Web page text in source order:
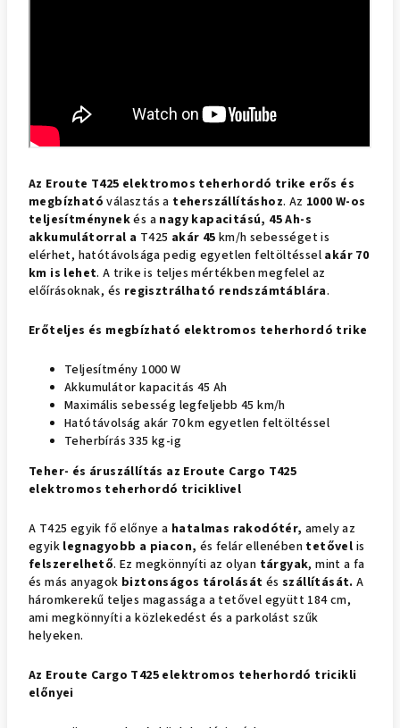
Az Eroute T425 elektromos teherhordó trike erős és
megbízhatóválasztás a teherszállításhoz. Az 1000 W-os
teljesítménynekés a nagy kapacitású, 45 Ah-s
akkumulátorral a T425 akár 45km/h sebességet is
elérhet, hatótávolsága pedig egyetlen feltöltéssel akár 70
km is lehet. A trike is teljes mértékben megfelel az
előírásoknak, és regisztrálható rendszámtáblára.
Erőteljes és megbízható elektromos teherhordó trike
Teljesítmény 1000 W
Akkumulátor kapacitás 45 Ah
Maximális sebesség legfeljebb 45 km/h
Hatótávolság akár 70 km egyetlen feltöltéssel
Teherbírás 335 kg-ig
Teher- és áruszállítás az Eroute Cargo T425
elektromos teherhordó triciklivel
A T425 egyik fő előnye a hatalmas rakodótér, amely az
egyik legnagyobb a piacon, és felár ellenében tetővel is
felszerelhető. Ez megkönnyíti az olyan tárgyak, mint a fa
és más anyagok biztonságos tárolását ésszállítását. A
háromkerekű teljes magassága a tetővel együtt 184 cm,
ami megkönnyíti a közlekedést és a parkolást szűk
helyeken.
Az Eroute Cargo T425 elektromos teherhordó tricikli
előnyei